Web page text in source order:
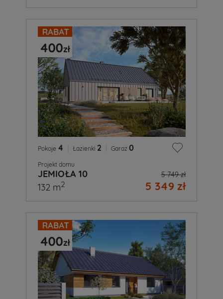
Pokoje 4 Łazienki 2 Garaż 0
Projekt domu
JEMIOŁA 10 5 749 zł
5 349 zł
132 m2